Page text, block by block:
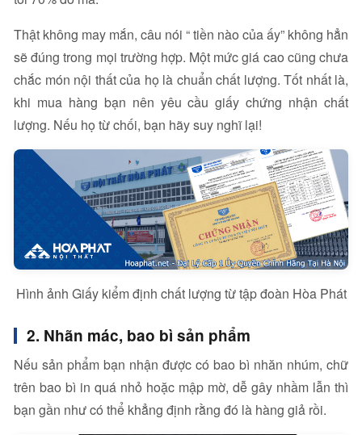
Thật không may mắn, câu nói “ tiền nào của ấy” không hẳn
sẽ đúng trong mọi trường hợp. Một mức giá cao cũng chưa
chắc món nội thất của họ là chuẩn chất lượng. Tốt nhất là,
khi mua hàng bạn nên yêu cầu giấy chứng nhận chất
lượng. Nếu họ từ chối, bạn hãy suy nghĩ lại!
Hình ảnh Giấy kiểm định chất lượng từ tập đoàn Hòa Phát
2. Nhãn mác, bao bì sản phẩm
Nếu sản phẩm bạn nhận được có bao bì nhăn nhúm, chữ
trên bao bì in quá nhỏ hoặc mập mờ, dễ gây nhầm lẫn thì
bạn gần như có thể khẳng định rằng đó là hàng giả rồi.